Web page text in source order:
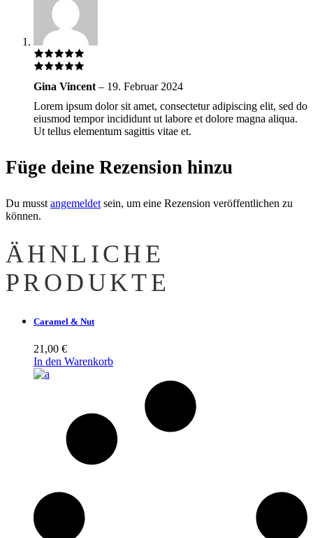
Gina Vincent – 19. Februar 2024
Lorem ipsum dolor sit amet, consectetur adipiscing elit, sed do
eiusmod tempor incididunt ut labore et dolore magna aliqua.
Ut tellus elementum sagittis vitae et.
Füge deine Rezension hinzu
Du musst angemeldet sein, um eine Rezension veröffentlichen zu
können.
ÄHNLICHE
PRODUKTE
Caramel & Nut
21,00 €
In den Warenkorb